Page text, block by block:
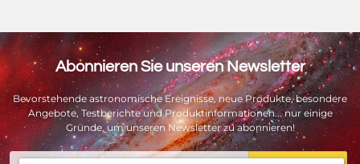
Abonnieren Sie unseren Newsletter
Bevorstehende astronomische Ereignisse, neue Produkte, besondere
Angebote, Testberichte und Produktinformationen... nur einige
Gründe, um unseren Newsletter zu abonnieren!